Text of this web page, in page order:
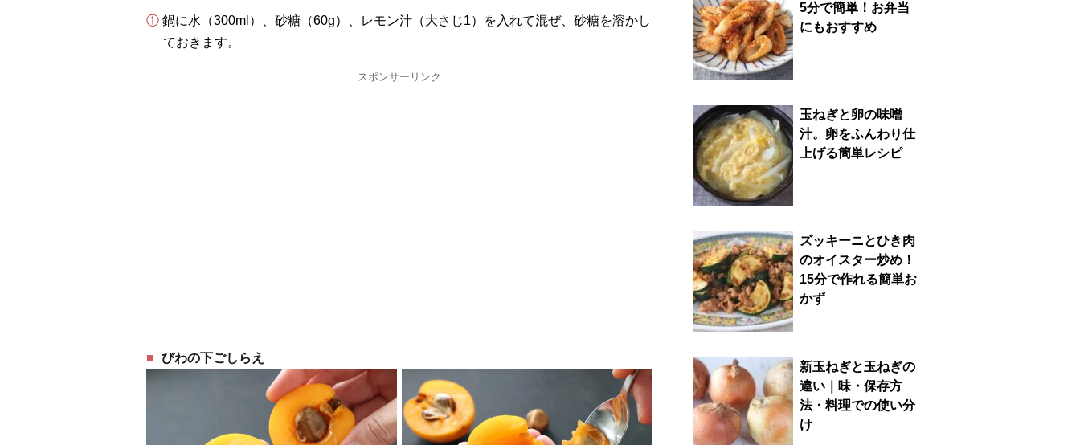
① 鍋に水（300ml）、砂糖（60g）、レモン汁（大さじ1）を入れて混ぜ、砂糖を溶かし
ておきます。
スポンサーリンク
びわの下ごしらえ
5分で簡単！お弁当
にもおすすめ
玉ねぎと卵の味噌
汁。卵をふんわり仕
上げる簡単レシピ
ズッキーニとひき肉
のオイスター炒め！
15分で作れる簡単お
かず
新玉ねぎと玉ねぎの
違い｜味・保存方
法・料理での使い分
け